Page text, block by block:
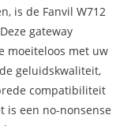
is de Fanvil W712
gateway
moeiteloos met uw
geluidskwaliteit,
compatibiliteit
is een no-nonsense